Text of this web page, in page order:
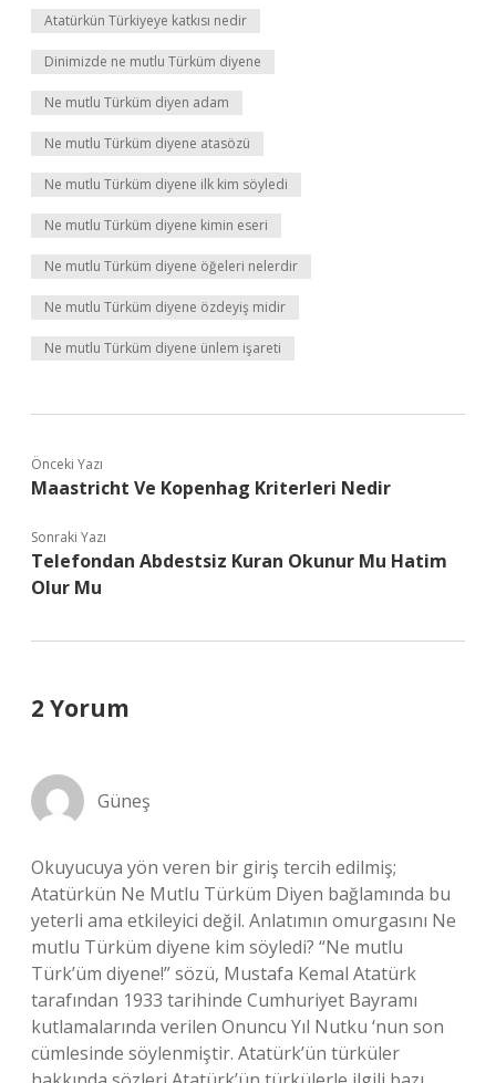
Atatürkün Türkiyeye katkısı nedir
Dinimizde ne mutlu Türküm diyene
Ne mutlu Türküm diyen adam
Ne mutlu Türküm diyene atasözü
Ne mutlu Türküm diyene ilk kim söyledi
Ne mutlu Türküm diyene kimin eseri
Ne mutlu Türküm diyene öğeleri nelerdir
Ne mutlu Türküm diyene özdeyiş midir
Ne mutlu Türküm diyene ünlem işareti
Önceki Yazı
Maastricht Ve Kopenhag Kriterleri Nedir
Sonraki Yazı
Telefondan Abdestsiz Kuran Okunur Mu Hatim
Olur Mu
2 Yorum
Güneş
Okuyucuya yön veren bir giriş tercih edilmiş;
Atatürkün Ne Mutlu Türküm Diyen bağlamında bu
yeterli ama etkileyici değil. Anlatımın omurgasını Ne
mutlu Türküm diyene kim söyledi? “Ne mutlu
Türk’üm diyene!” sözü, Mustafa Kemal Atatürk
tarafından 1933 tarihinde Cumhuriyet Bayramı
kutlamalarında verilen Onuncu Yıl Nutku ‘nun son
cümlesinde söylenmiştir. Atatürk’ün türküler